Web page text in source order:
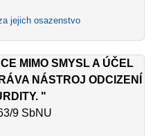
jejich osazenstvo
MIMO SMYSL A ÚČEL
NÁSTROJ ODCIZENÍ
"
9 SbNU